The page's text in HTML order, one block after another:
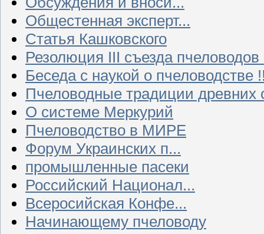
Общестенная эксперт...
Статья Кашковского
Резолюция III съезда
Беседа с наукой о пчеловодстве
Пчеловодные традиции древних
О системе Меркурий
Пчеловодство в МИРЕ
Форум Украинских п...
промышленные пасеки
Российский Национал...
Всеросийская Конфе...
Начинающему пчеловоду